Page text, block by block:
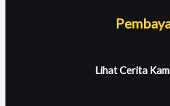
Lihat Cerita